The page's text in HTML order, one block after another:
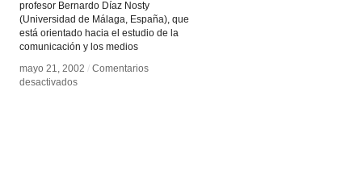
profesor Bernardo Díaz Nosty
(Universidad de Málaga, España), que
está orientado hacia el estudio de la
comunicación y los medios
mayo 21, 2002 / Comentarios
desactivadosen
mayo 21, 2002 / Comentarios
desactivadosen